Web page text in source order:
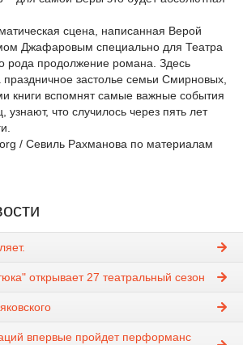
сцена, написанная Верой
Джафаровым специально для Театра
рода продолжение романа. Здесь
праздничное застолье семьи Смирновых,
книги вспомнят самые важные события
узнают, что случилось через пять лет
/ Севиль Рахманова по материалам
открывает 27 театральный сезон
впервые пройдет перформанс